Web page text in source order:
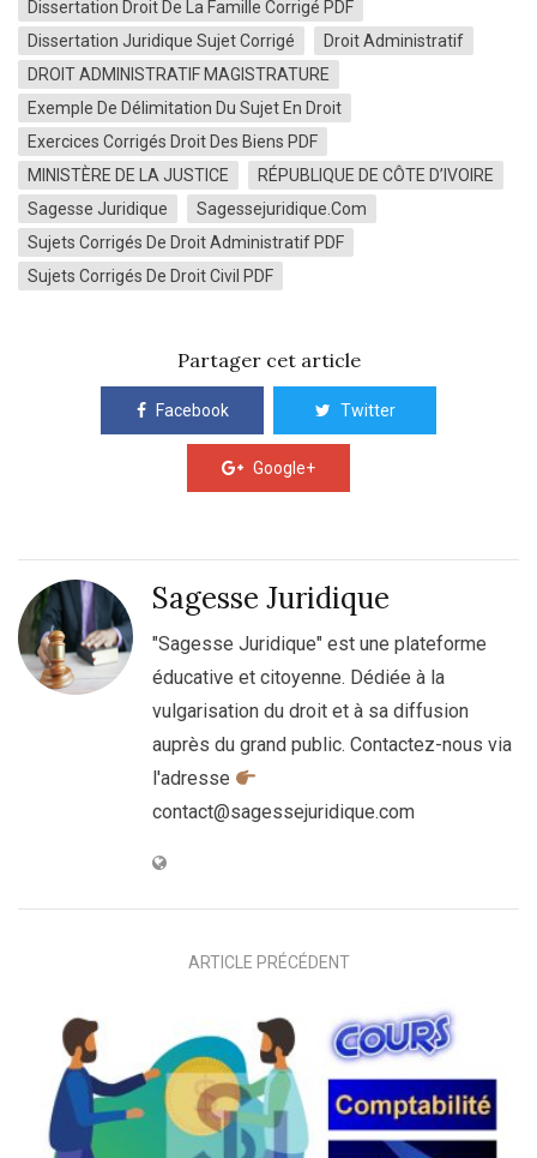
Dissertation Droit De La Famille Corrigé PDF
Dissertation Juridique Sujet Corrigé
Droit Administratif
DROIT ADMINISTRATIF MAGISTRATURE
Exemple De Délimitation Du Sujet En Droit
Exercices Corrigés Droit Des Biens PDF
MINISTÈRE DE LA JUSTICE
RÉPUBLIQUE DE CÔTE D’IVOIRE
Sagesse Juridique
Sagessejuridique.com
Sujets Corrigés De Droit Administratif PDF
Sujets Corrigés De Droit Civil PDF
Partager cet article
Facebook Twitter
Google+
Sagesse Juridique
"Sagesse Juridique" est une plateforme
éducative et citoyenne. Dédiée à la
vulgarisation du droit et à sa diffusion
auprès du grand public. Contactez-nous via
l'adresse
contact@sagessejuridique.com
ARTICLE PRÉCÉDENT